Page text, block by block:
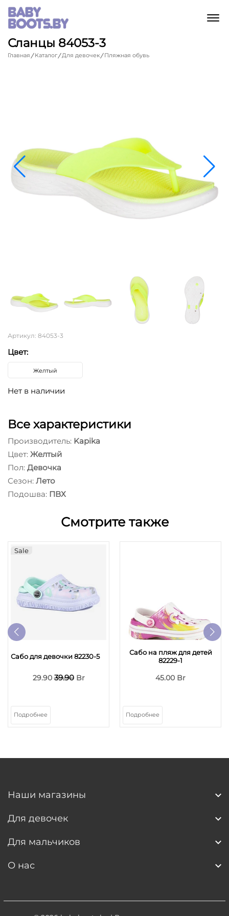
Сланцы 84053-3
Главная Каталог Для девочек Пляжная обувь
Артикул: 84053-3
Цвет:
Желтый
Нет в наличии
Все характеристики
Производитель: Kapika
Цвет: Желтый
Пол: Девочка
Сезон: Лето
Подошва: ПВХ
Смотрите также
Sale
Сабо для девочки 82230-5
29.9039.90Br
Подробнее
Сабо на пляж для детей
82229-1
45.00 Br
Подробнее
Наши магазины
Для девочек
Для мальчиков
О нас